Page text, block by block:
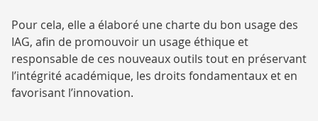
Pour cela, elle a élaboré une charte du bon usage des
IAG, afin de promouvoir un usage éthique et
responsable de ces nouveaux outils tout en préservant
l’intégrité académique, les droits fondamentaux et en
favorisant l’innovation.